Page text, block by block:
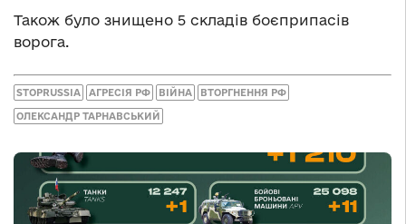
Також було знищено 5 складів боєприпасів
ворога.
STOPRUSSIA АГРЕСІЯ РФ ВІЙНА ВТОРГНЕННЯ РФ
ОЛЕКСАНДР ТАРНАВСЬКИЙ